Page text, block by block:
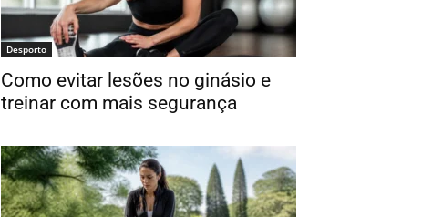
Desporto
Como evitar lesões no ginásio e
treinar com mais segurança